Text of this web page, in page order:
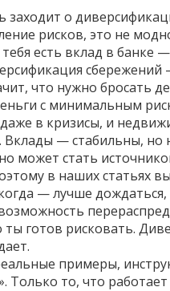
заходит о
рисков, это не
тебя есть вклад в банке
что нужно бросать
с минимальным
в кризисы, и
Вклады — стабильны, но
может стать
в наших статьях
— лучше
ты готов рисковать.
примеры,
Только то, что